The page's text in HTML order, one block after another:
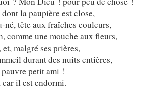
la paupière est close,
né, tête aux fraîches couleurs,
comme une mouche aux fleurs,
malgré ses prières,
durant des nuits entières,
petit ami !
il est endormi.